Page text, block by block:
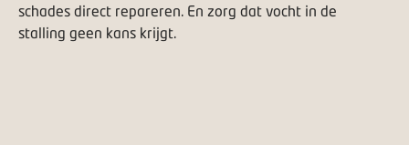
schades direct repareren. En zorg dat vocht in de
stalling geen kans krijgt.